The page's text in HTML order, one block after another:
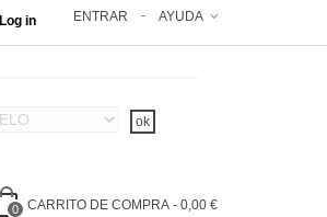
AYUDA
ENTRAR
Log in
0 CARRITO DE COMPRA - 0,00 €